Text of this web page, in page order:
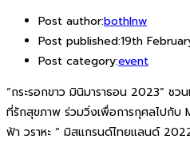
Post author:bothlnw
Post published:19th
Post category:event
“กระรอกขาว มินิมาราธอน 2023” ช
ที่รักสุขภาพ ร่วมวิ่งเพื่อการกุศลไปกับ
ฟ้า วราหะ “ มิสแกรนด์ไทยแลนด์